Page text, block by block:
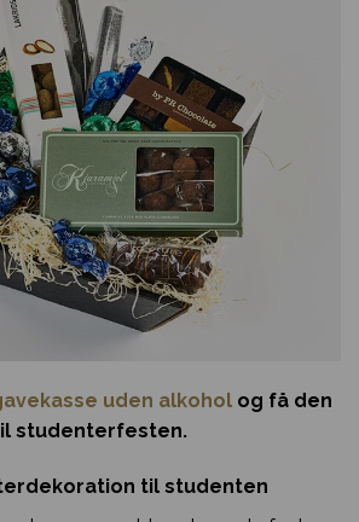
uden alkohol og få den
studenterfesten.
til studenten